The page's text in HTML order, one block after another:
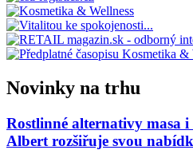
Novinky na trhu
Rostlinné alternativy masa
Albert rozšiřuje svou